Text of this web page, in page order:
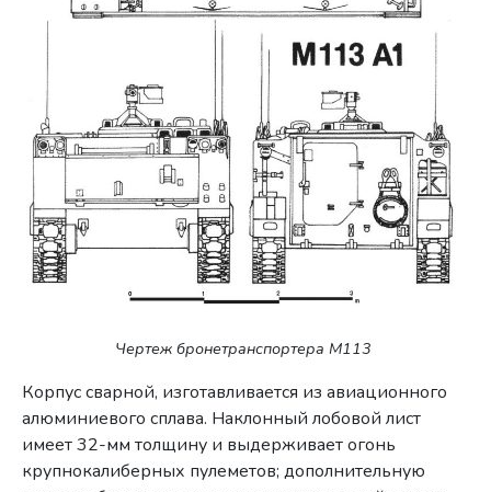
Чертеж бронетранспортера M113
Корпус сварной, изготавливается из авиационного
алюминиевого сплава. Наклонный лобовой лист
имеет 32-мм толщину и выдерживает огонь
крупнокалиберных пулеметов; дополнительную